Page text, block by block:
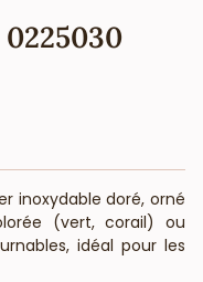
inoxydable doré, orné
(vert, corail) ou
idéal pour les